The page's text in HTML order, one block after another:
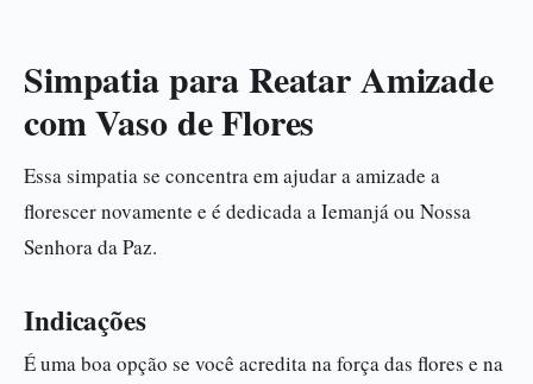
Simpatia para Reatar Amizade
com Vaso de Flores
Essa simpatia se concentra em ajudar a amizade a
florescer novamente e é dedicada a Iemanjá ou Nossa
Senhora da Paz.
Indicações
É uma boa opção se você acredita na força das flores e na